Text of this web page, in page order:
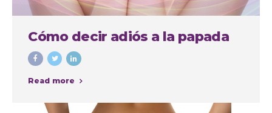
Cómo decir adiós a la papada
Read more